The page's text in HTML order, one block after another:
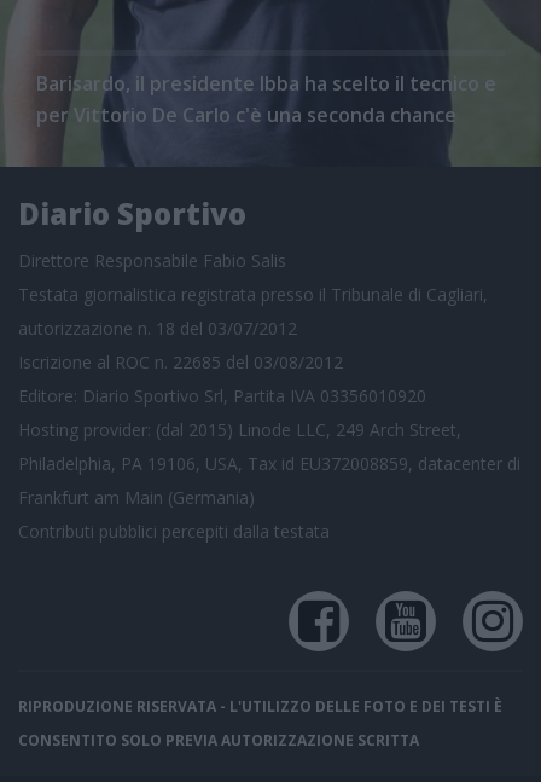
Barisardo, il presidente Ibba ha scelto il tecnico e
per Vittorio De Carlo c'è una seconda chance
Diario Sportivo
Direttore Responsabile Fabio Salis
Testata giornalistica registrata presso il Tribunale di Cagliari,
autorizzazione n. 18 del 03/07/2012
Iscrizione al ROC n. 22685 del 03/08/2012
Editore: Diario Sportivo Srl, Partita IVA 03356010920
Hosting provider: (dal 2015) Linode LLC, 249 Arch Street,
Philadelphia, PA 19106, USA, Tax id EU372008859, datacenter di
Frankfurt am Main (Germania)
Contributi pubblici percepiti dalla testata
RIPRODUZIONE RISERVATA - L'UTILIZZO DELLE FOTO E DEI TESTI È
CONSENTITO SOLO PREVIA AUTORIZZAZIONE SCRITTA